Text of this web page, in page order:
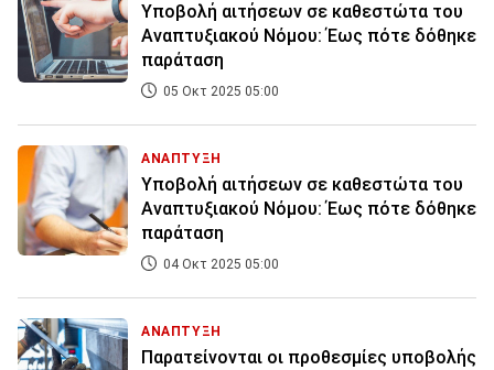
Υποβολή αιτήσεων σε καθεστώτα του
Αναπτυξιακού Νόμου: Έως πότε δόθηκε
παράταση
05 Οκτ 2025 05:00
ΑΝΑΠΤΥΞΗ
Υποβολή αιτήσεων σε καθεστώτα του
Αναπτυξιακού Νόμου: Έως πότε δόθηκε
παράταση
04 Οκτ 2025 05:00
ΑΝΑΠΤΥΞΗ
Παρατείνονται οι προθεσμίες υποβολής